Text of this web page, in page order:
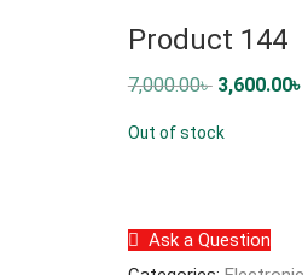
Product 144
7,000.00৳ Original
price
7,000.00৳ .
3,600.00৳
Out of stock
Ask a Question